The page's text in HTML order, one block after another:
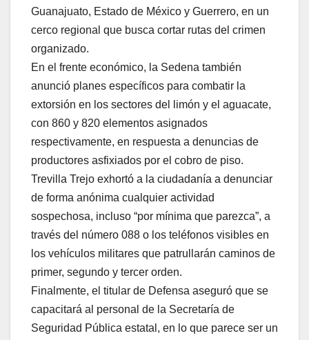
Guanajuato, Estado de México y Guerrero, en un
cerco regional que busca cortar rutas del crimen
organizado.
En el frente económico, la Sedena también
anunció planes específicos para combatir la
extorsión en los sectores del limón y el aguacate,
con 860 y 820 elementos asignados
respectivamente, en respuesta a denuncias de
productores asfixiados por el cobro de piso.
Trevilla Trejo exhortó a la ciudadanía a denunciar
de forma anónima cualquier actividad
sospechosa, incluso “por mínima que parezca”, a
través del número 088 o los teléfonos visibles en
los vehículos militares que patrullarán caminos de
primer, segundo y tercer orden.
Finalmente, el titular de Defensa aseguró que se
capacitará al personal de la Secretaría de
Seguridad Pública estatal, en lo que parece ser un